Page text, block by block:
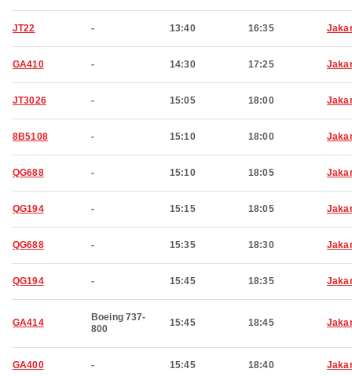
JT22 - 13:40 16:35
GA410 - 14:30 17:25
JT3026 - 15:05 18:00
8B5108 - 15:10 18:00
QG688 - 15:10 18:05
QG194 - 15:15 18:05
QG688 - 15:35 18:30
QG194 - 15:45 18:35
GA414
Boeing 737-
800
15:45 18:45
GA400 - 15:45 18:40